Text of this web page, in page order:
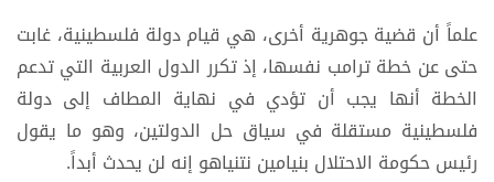
علماً أن قضية جوهرية أخرى، هي قيام دولة فلسطينية، غابت
حتى عن خطة ترامب نفسها، إذ تكرر الدول العربية التي تدعم
الخطة أنها يجب أن تؤدي في نهاية المطاف إلى دولة
فلسطينية مستقلة في سياق حل الدولتين، وهو ما يقول
رئيس حكومة الاحتلال بنيامين نتنياهو إنه لن يحدث أبداً.